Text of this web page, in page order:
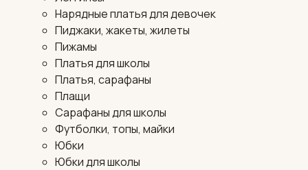
Нарядные платья для девочек
Пиджаки, жакеты, жилеты
Пижамы
Платья для школы
Платья, сарафаны
Плащи
Сарафаны для школы
Футболки, топы, майки
Юбки
Юбки для школы